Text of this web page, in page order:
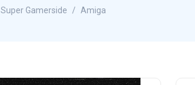
Super Gamerside Amiga